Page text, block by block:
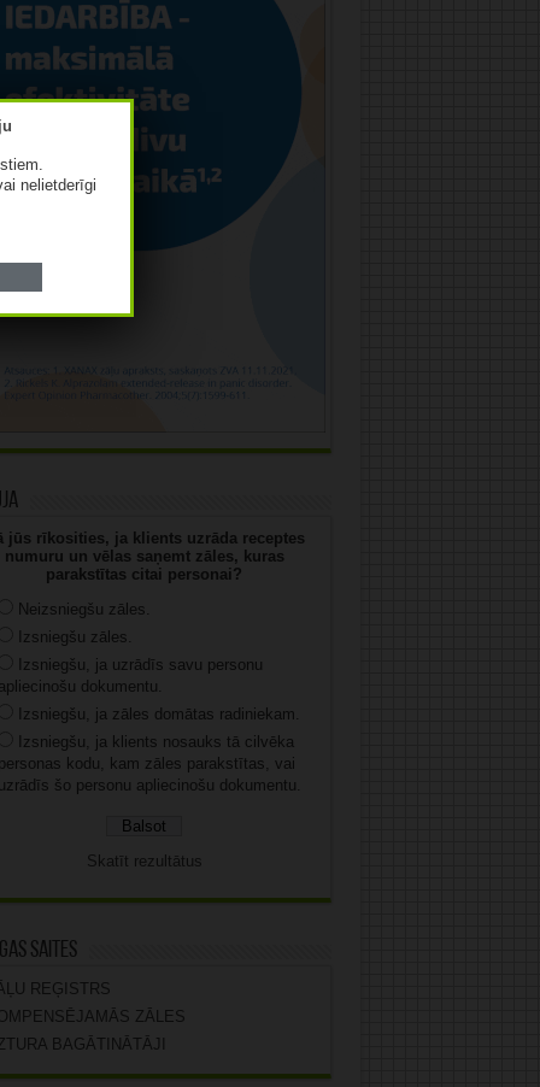
jūs rīkosities, ja klients uzrāda receptes
numuru un vēlas saņemt zāles, kuras
parakstītas citai personai?
Neizsniegšu zāles.
Izsniegšu zāles.
Izsniegšu, ja uzrādīs savu personu
dokumentu.
Izsniegšu, ja zāles domātas radiniekam.
Izsniegšu, ja klients nosauks tā cilvēka
kodu, kam zāles parakstītas, vai
šo personu apliecinošu dokumentu.
Skatīt rezultātus
saites
REĢISTRS
ZĀLES
BAGĀTINĀTĀJI
nelietderīgi